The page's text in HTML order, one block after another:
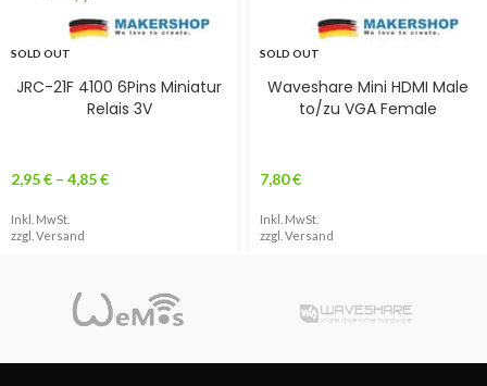
SOLD OUT
JRC-21F 4100 6Pins Miniatur
Relais 3V
2,95€ – 4,85€
Inkl. MwSt.
zzgl. Versand
SOLD OUT
Waveshare Mini HDMI Male
to/zu VGA Female
7,80€
Inkl. MwSt.
zzgl. Versand